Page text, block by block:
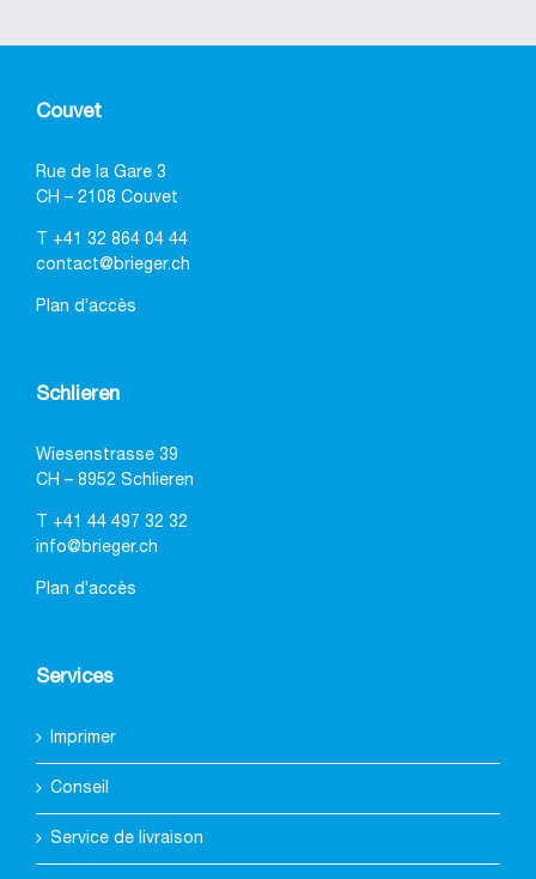
Couvet
Rue de la Gare 3
CH – 2108 Couvet
+41 32 864 04 44
contact@brieger.ch
Plan d’accès
Schlieren
Wiesenstrasse 39
CH – 8952 Schlieren
+41 44 497 32 32
info@brieger.ch
Plan d’accès
Services
Imprimer
Conseil
Service de livraison